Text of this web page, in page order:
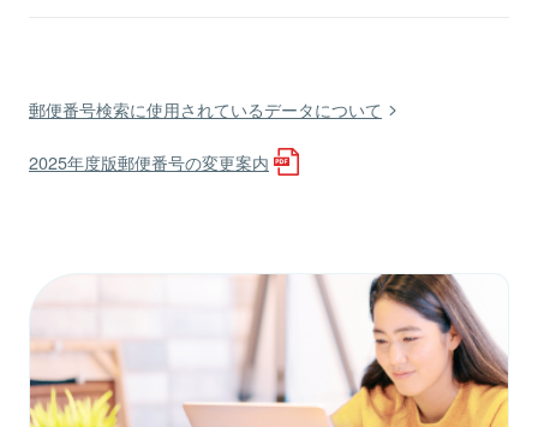
郵便番号検索に使用されているデータについて
2025年度版郵便番号の変更案内